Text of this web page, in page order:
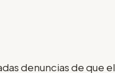
denuncias de que el